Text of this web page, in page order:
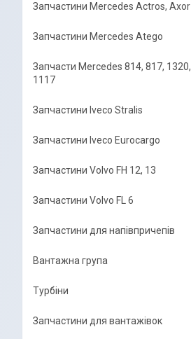
Запчастини Mercedes Actros, Axor
Запчастини Mercedes Atego
Запчасти Mercedes 814, 817, 1320,
1117
Запчастини Iveco Stralis
Запчастини Iveco Eurocargo
Запчастини Volvo FH 12, 13
Запчастини Volvo FL 6
Запчастини для напівпричепів
Вантажна група
Турбіни
Запчастини для вантажівок